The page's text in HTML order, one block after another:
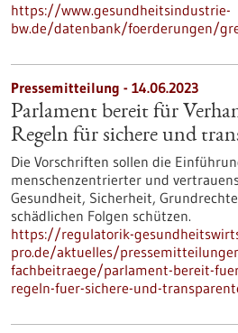
https://www.gesundheitsindustrie-
bw.de/datenbank/foerderungen/
Pressemitteilung - 14.06.2023
Parlament bereit für
Regeln für sichere und
Die Vorschriften sollen die
menschenzentrierter und
Gesundheit, Sicherheit,
schädlichen Folgen schützen.
https://regulatorik-
pro.de/aktuelles/
fachbeitraege/parlament-bereit-
regeln-fuer-sichere-und-